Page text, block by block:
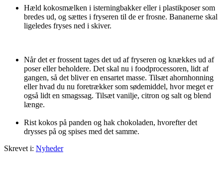
Hæld kokosmælken i isterningbakker eller i plastikposer som
bredes ud, og sættes i fryseren til de er frosne. Bananerne skal
ligeledes fryses ned i skiver.
Når det er frossent tages det ud af fryseren og knækkes ud af
poser eller beholdere. Det skal nu i foodprocessoren, lidt af
gangen, så det bliver en ensartet masse. Tilsæt ahornhonning
eller hvad du nu foretrækker som sødemiddel, hvor meget er
også lidt en smagssag. Tilsæt vanilje, citron og salt og blend
længe.
Rist kokos på panden og hak chokoladen, hvorefter det
drysses på og spises med det samme.
Skrevet i: Nyheder